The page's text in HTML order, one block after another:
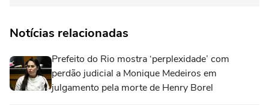
Notícias relacionadas
Prefeito do Rio mostra ‘perplexidade’ com
perdão judicial a Monique Medeiros em
julgamento pela morte de Henry Borel